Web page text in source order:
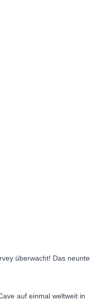
or
überwacht! Das neunte
auf einmal weltweit in